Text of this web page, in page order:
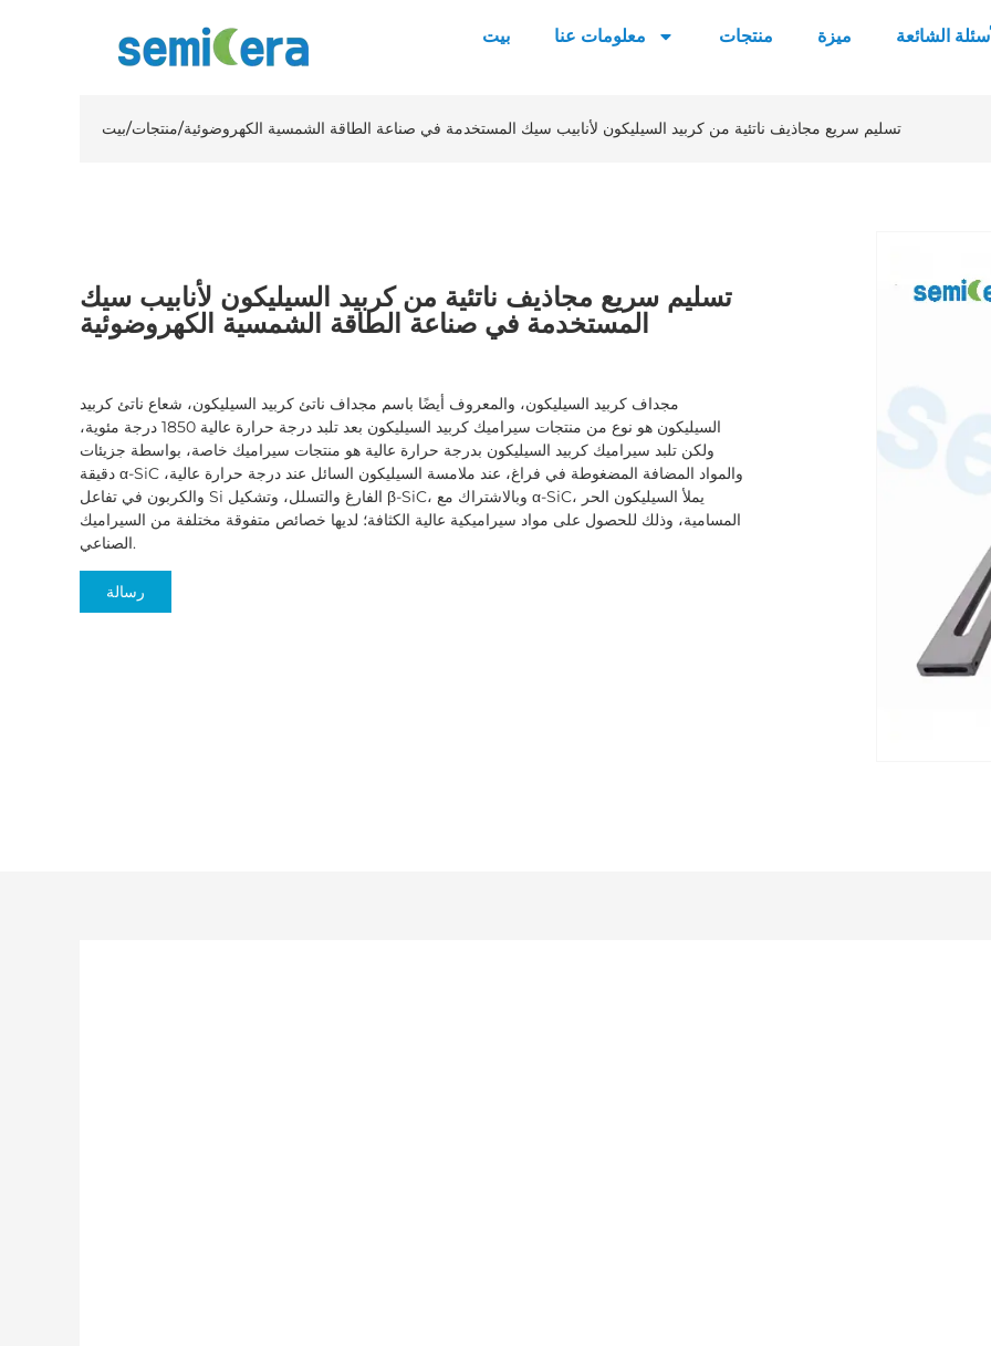
بيت معلومات عنا منتجات ميزة الشائعة
بيت/منتجات/تسليم سريع مجاذيف ناتئية من كربيد السيليكون لأنابيب سيك المستخدمة في صناعة الطاقة الشمسية الكهروضوئية
تسليم سريع مجاذيف ناتئية من كربيد السيليكون لأنابيب سيك
المستخدمة في صناعة الطاقة الشمسية الكهروضوئية
مجداف كربيد السيليكون، والمعروف أيضًا باسم مجداف ناتئ كربيد السيليكون، شعاع ناتئ كربيد
السيليكون هو نوع من منتجات سيراميك كربيد السيليكون بعد تلبد درجة حرارة عالية 1850 درجة مئوية،
ولكن تلبد سيراميك كربيد السيليكون بدرجة حرارة عالية هو منتجات سيراميك خاصة، بواسطة جزيئات
دقيقة α-SiC والمواد المضافة المضغوطة في فراغ، عند ملامسة السيليكون السائل عند درجة حرارة عالية،
والكربون في تفاعل Si الفارغ والتسلل، وتشكيل β-SiC، وبالاشتراك مع α-SiC، يملأ السيليكون الحر
المسامية، وذلك للحصول على مواد سيراميكية عالية الكثافة؛ لديها خصائص متفوقة مختلفة من السيراميك
الصناعي.
رسالة